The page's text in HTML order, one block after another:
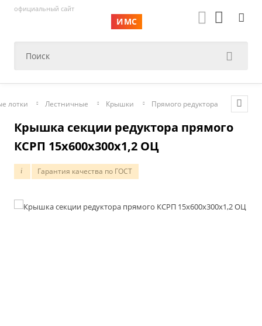
официальный сайт
ИМС
лотки Лестничные Крышки Прямого редуктора
Крышка секции редуктора прямого
КСРП 15х600х300х1,2 ОЦ
i Гарантия качества по ГОСТ